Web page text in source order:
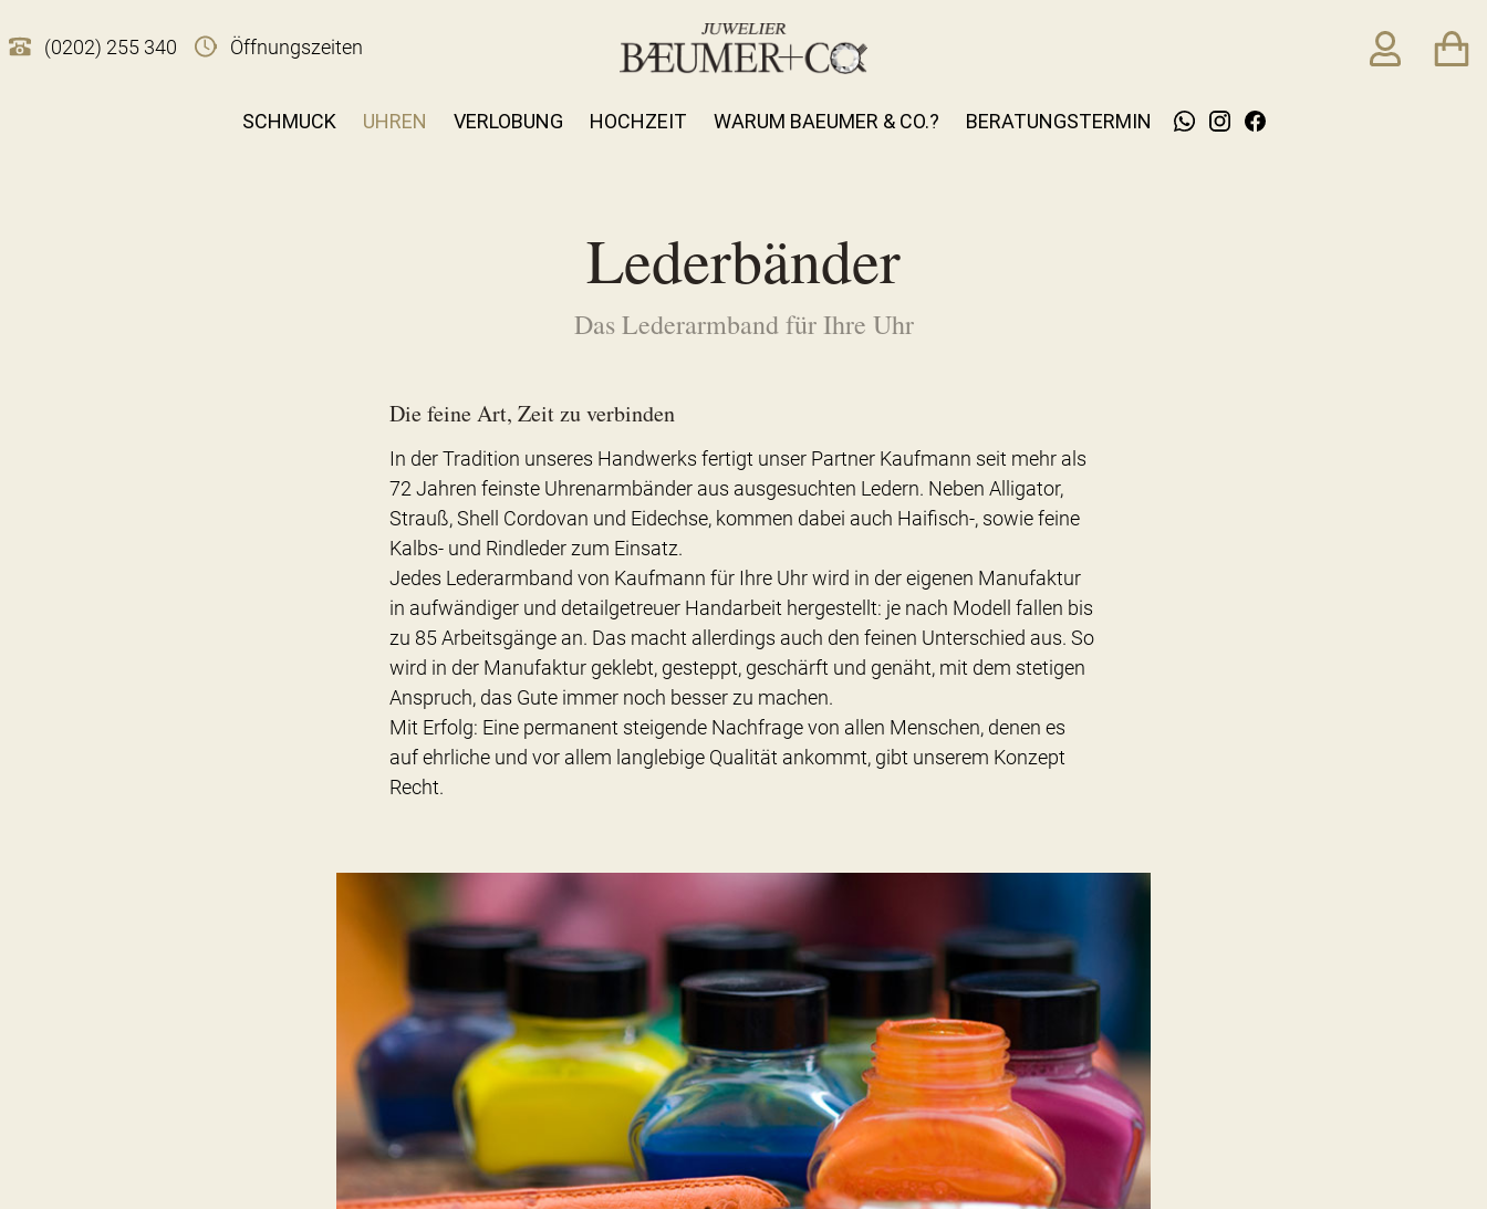
(0202) 255 340 Öffnungszeiten
SCHMUCK UHREN VERLOBUNG HOCHZEIT WARUM BAEUMER & CO.? BERATUNGSTERMIN
Lederbänder
Das Lederarmband für Ihre Uhr
Die feine Art, Zeit zu verbinden
In der Tradition unseres Handwerks fertigt unser Partner Kaufmann seit mehr als
72 Jahren feinste Uhrenarmbänder aus ausgesuchten Ledern. Neben Alligator,
Strauß, Shell Cordovan und Eidechse, kommen dabei auch Haifisch-, sowie feine
Kalbs- und Rindleder zum Einsatz.
Jedes Lederarmband von Kaufmann für Ihre Uhr wird in der eigenen Manufaktur
in aufwändiger und detailgetreuer Handarbeit hergestellt: je nach Modell fallen bis
zu 85 Arbeitsgänge an. Das macht allerdings auch den feinen Unterschied aus. So
wird in der Manufaktur geklebt, gesteppt, geschärft und genäht, mit dem stetigen
Anspruch, das Gute immer noch besser zu machen.
Mit Erfolg: Eine permanent steigende Nachfrage von allen Menschen, denen es
auf ehrliche und vor allem langlebige Qualität ankommt, gibt unserem Konzept
Recht.